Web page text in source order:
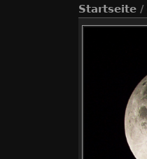
Startseite /